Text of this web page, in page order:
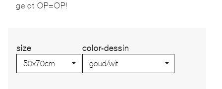
geldt OP=OP!
size color-dessin